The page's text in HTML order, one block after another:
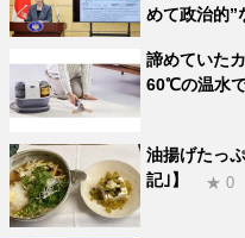
めて政治的”
諦めていた
60℃の温水
油揚げたっ
記｣】
★ 0